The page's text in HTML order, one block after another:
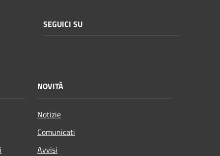
SEGUICI SU
NOVITÀ
Notizie
Comunicati
Avvisi